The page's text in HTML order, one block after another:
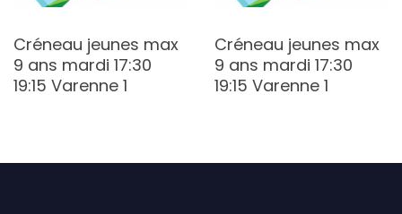
Créneau jeunes max
9 ans mardi 17:30
19:15 Varenne 1
Créneau jeunes max
9 ans mardi 17:30
19:15 Varenne 1